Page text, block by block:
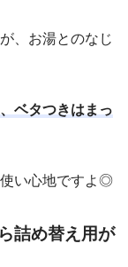
、お湯とのなじ
ベタつきはまっ
い心地ですよ◎
詰め替え用が